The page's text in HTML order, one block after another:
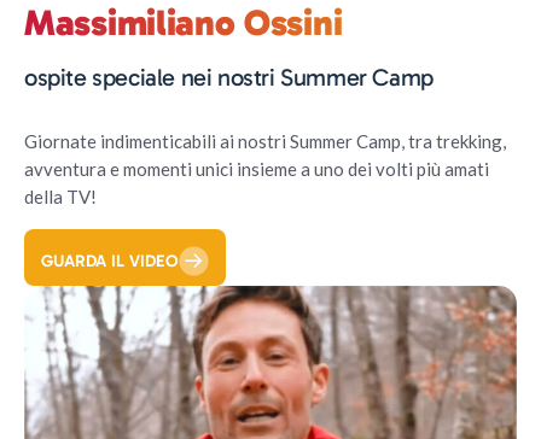
Massimiliano Ossini
ospite speciale nei nostri Summer Camp
Giornate indimenticabili ai nostri Summer Camp, tra trekking,
avventura e momenti unici insieme a uno dei volti più amati
della TV!
GUARDA IL VIDEO